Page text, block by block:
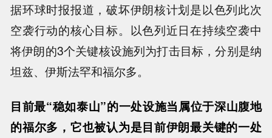
据环球时报报道，破坏伊朗核计划是以色列此次
空袭行动的核心目标。以色列近日在持续空袭中
将伊朗的3个关键核设施列为打击目标，分别是纳
坦兹、伊斯法罕和福尔多。
目前最“稳如泰山”的一处设施当属位于深山腹地
的福尔多，它也被认为是目前伊朗最关键的一处